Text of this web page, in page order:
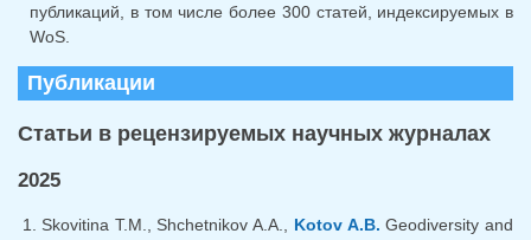
публикаций, в том числе более 300 статей, индексируемых в
WoS.
Публикации
Статьи в рецензируемых научных журналах
2025
Skovitina T.M., Shchetnikov A.A., Kotov A.B. Geodiversity and